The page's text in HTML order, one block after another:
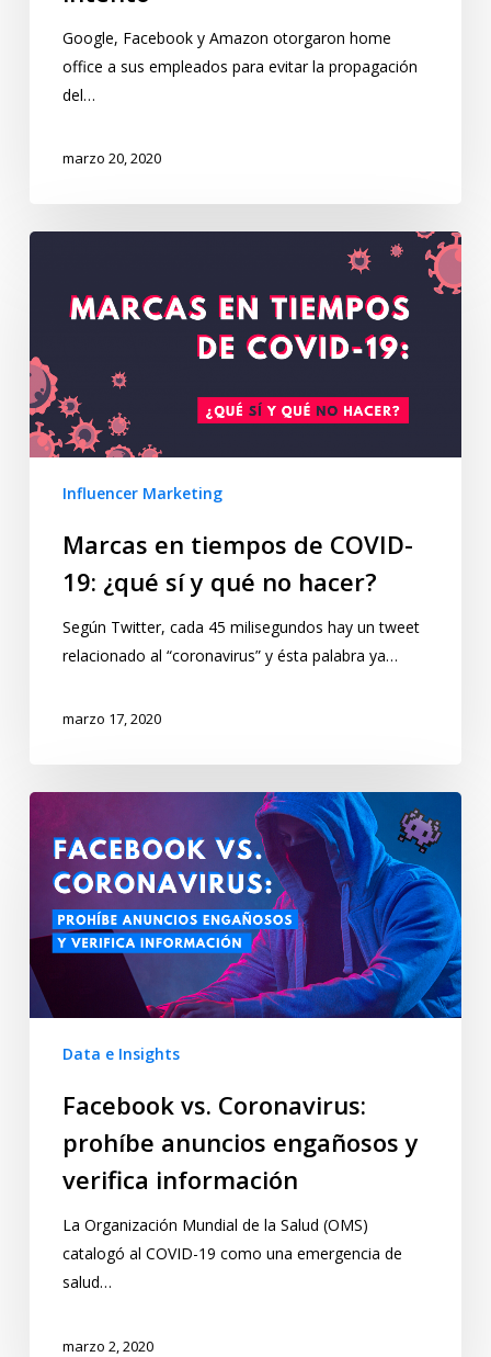
Google, Facebook y Amazon otorgaron home
office a sus empleados para evitar la propagación
del…
marzo 20, 2020
Influencer Marketing
Marcas en tiempos de COVID-
19: ¿qué sí y qué no hacer?
Según Twitter, cada 45 milisegundos hay un tweet
relacionado al “coronavirus” y ésta palabra ya…
marzo 17, 2020
Data e Insights
Facebook vs. Coronavirus:
prohíbe anuncios engañosos y
verifica información
La Organización Mundial de la Salud (OMS)
catalogó al COVID-19 como una emergencia de
salud…
marzo 2, 2020